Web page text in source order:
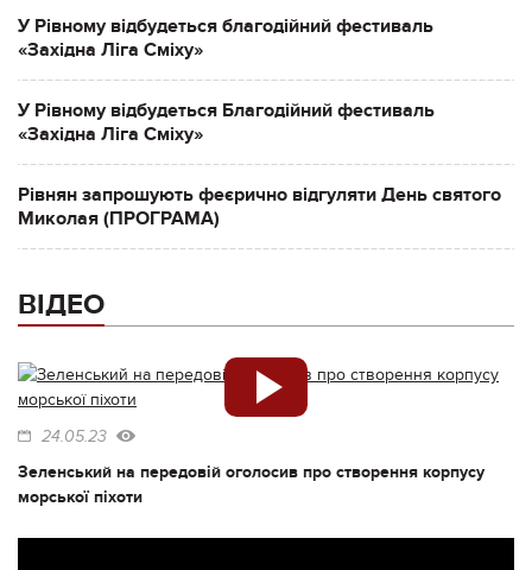
У Рівному відбудеться благодійний фестиваль
«Західна Ліга Сміху»
У Рівному відбудеться Благодійний фестиваль
«Західна Ліга Сміху»
Рівнян запрошують феєрично відгуляти День святого
Миколая (ПРОГРАМА)
ВІДЕО
24.05.23
Зеленський на передовій оголосив про створення корпусу
морської піхоти